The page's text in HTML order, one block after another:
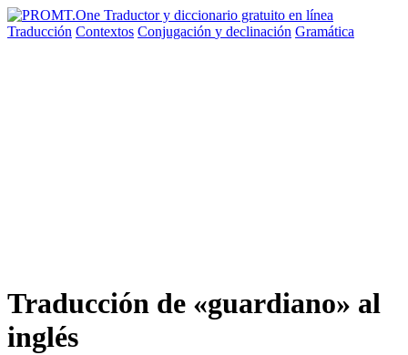
Traducción Contextos Conjugación y declinación Gramática
Traducción de «guardiano» al
inglés